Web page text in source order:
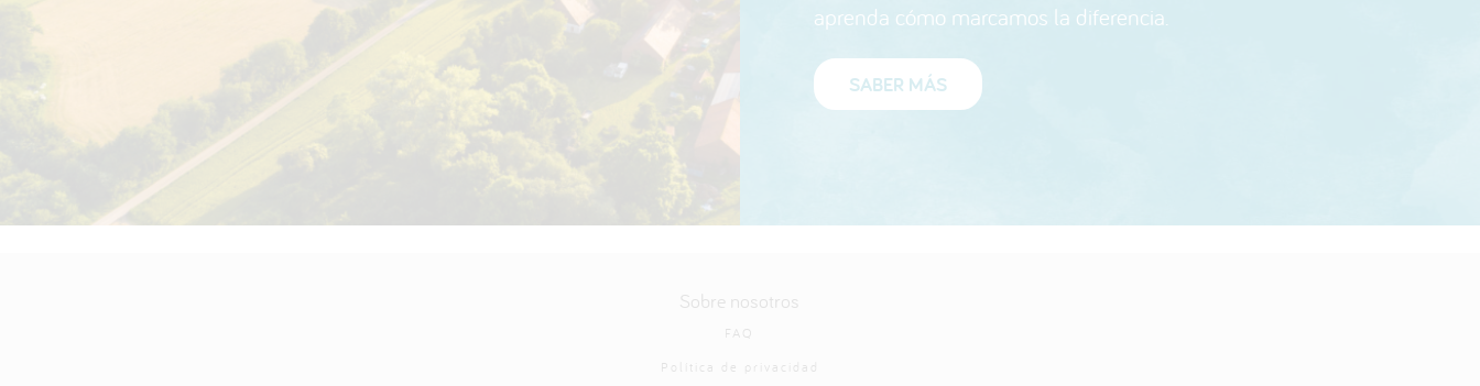
aprenda cómo marcamos la diferencia.
SABER MÁS
Sobre nosotros
FAQ
Política de privacidad